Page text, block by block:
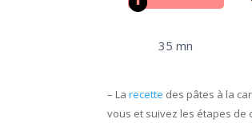
35 mn
– Larecette des pâtes à la
vous et suivez les étapes de